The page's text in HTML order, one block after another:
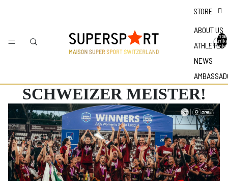
STORE
ABOUT US
ATHLETES
NEWS
der
SCHWEIZER MEISTER!